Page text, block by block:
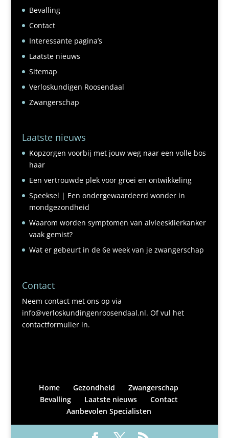
Bevalling
Contact
Interessante pagina’s
Laatste nieuws
Sitemap
Verloskundigen Roosendaal
Zwangerschap
Laatste nieuws
Kopzorgen voorbij met jouw weg naar een volle bos
haar
Een vertrouwde plek voor groei en ontwikkeling
Speeksel | Een ondergewaardeerd wonder in
mondgezondheid
Waarom worden symptomen van alvleesklierkanker
vaak gemist?
Wat er gebeurt in de 6e week van je zwangerschap
Contact
Neem contact met ons op via
info@verloskundingenroosendaal.nl. Of vul het
contactformulier in.
Home Gezondheid
Zwangerschap
Bevalling
Laatste nieuws
Contact
Aanbevolen Specialisten